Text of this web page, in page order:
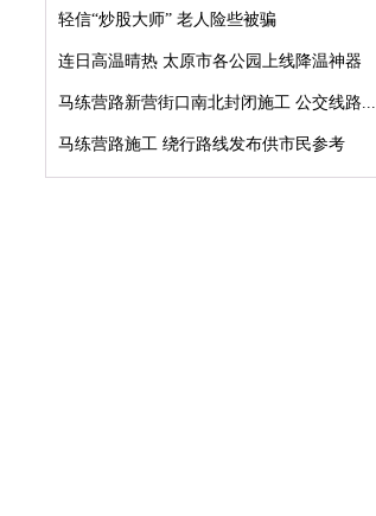
轻信“炒股大师” 老人险些被骗
连日高温晴热 太原市各公园上线降温神器
马练营路新营街口南北封闭施工 公交线路...
马练营路施工 绕行路线发布供市民参考